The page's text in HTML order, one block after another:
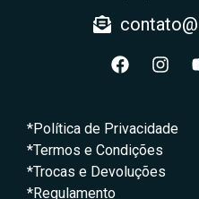
*Política de Privacidade
*Termos e Condições
*Trocas e Devoluções
*Regulamento